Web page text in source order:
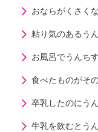
おならがくさく
粘り気のあるう
お風呂でうんち
食べたものがそ
卒乳したのにう
牛乳を飲むとう